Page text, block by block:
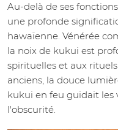
Au-delà de ses
une profonde
hawaïenne. Vénérée
la noix de kukui est
spirituelles et aux
anciens, la douce
kukui en feu guidait les
l'obscurité.